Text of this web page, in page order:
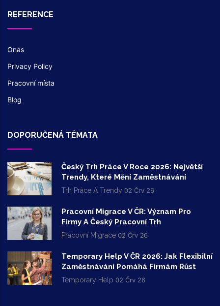
REFERENCE
Onás
Privacy Policy
Pracovní místa
Blog
DOPORUČENÁ TÉMATA
Český Trh Práce V Roce 2026: Největší
Trendy, Které Mění Zaměstnávání
Trh Práce A Trendy 02 Črv 26
Pracovní Migrace V ČR: Význam Pro
Firmy A Český Pracovní Trh
Pracovní Migrace 02 Črv 26
Temporary Help V ČR 2026: Jak Flexibilní
Zaměstnávání Pomáhá Firmám Růst
Temporary Help 02 Črv 26